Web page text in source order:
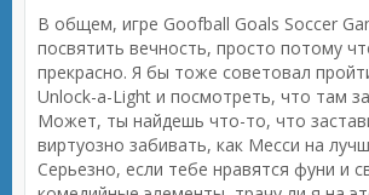
В общем, игре Goofball Goals Soccer
посвятить вечность, просто потому
прекрасно. Я бы тоже советовал
Unlock-a-Light и посмотреть, что там
Может, ты найдешь что-то, что
виртуозно забивать, как Месси на
Серьезно, если тебе нравятся фуни и